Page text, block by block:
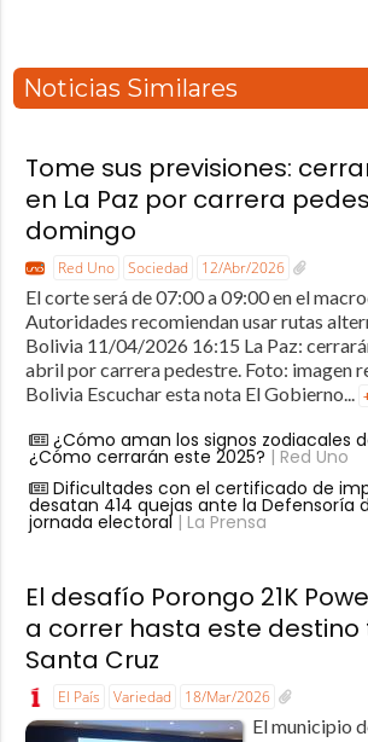
Noticias Similares
Tome sus previsiones:
en La Paz por carrera
domingo
Red Uno Sociedad 12/Abr/2026
El corte será de 07:00 a 09:00 en el
Autoridades recomiendan usar rutas
Bolivia 11/04/2026 16:15 La Paz:
abril por carrera pedestre. Foto: imagen
Bolivia Escuchar esta nota El Gobierno...
¿Cómo aman los signos zodiacales
¿Cómo cerrarán este 2025? | Red Uno
Dificultades con el certificado de
desatan 414 quejas ante la Defensoría
jornada electoral| La Prensa
El desafío Porongo 21K
a correr hasta este destino
Santa Cruz
El País Variedad 18/Mar/2026
El municipio